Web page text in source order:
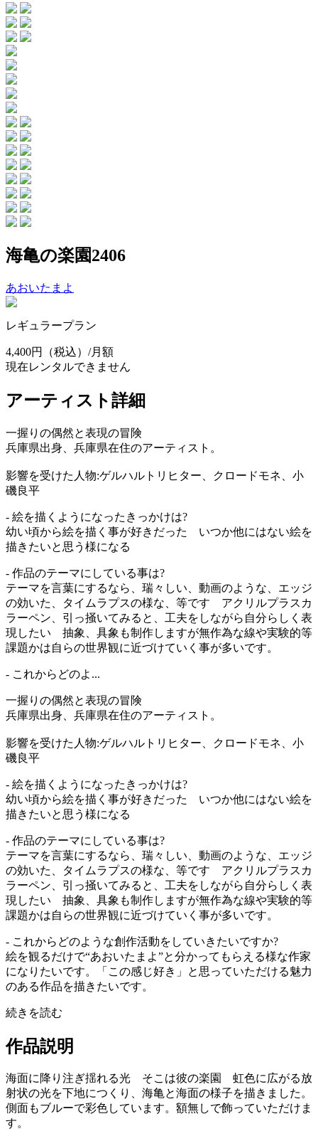
海亀の楽園2406
あおいたまよ
レギュラープラン
4,400円
（税込）/月額
現在レンタルできません
アーティスト詳細
一握りの偶然と表現の冒険
兵庫県出身、兵庫県在住のアーティスト。
影響を受けた人物:ゲルハルトリヒター、クロードモネ、小
磯良平
- 絵を描くようになったきっかけは?
幼い頃から絵を描く事が好きだった いつか他にはない絵を
描きたいと思う様になる
- 作品のテーマにしている事は?
テーマを言葉にするなら、瑞々しい、動画のような、エッジ
の効いた、タイムラプスの様な、等です アクリルプラスカ
ラーペン、引っ掻いてみると、工夫をしながら自分らしく表
現したい 抽象、具象も制作しますが無作為な線や実験的等
課題かは自らの世界観に近づけていく事が多いです。
- これからどのよ...
一握りの偶然と表現の冒険
兵庫県出身、兵庫県在住のアーティスト。
影響を受けた人物:ゲルハルトリヒター、クロードモネ、小
磯良平
- 絵を描くようになったきっかけは?
幼い頃から絵を描く事が好きだった いつか他にはない絵を
描きたいと思う様になる
- 作品のテーマにしている事は?
テーマを言葉にするなら、瑞々しい、動画のような、エッジ
の効いた、タイムラプスの様な、等です アクリルプラスカ
ラーペン、引っ掻いてみると、工夫をしながら自分らしく表
現したい 抽象、具象も制作しますが無作為な線や実験的等
課題かは自らの世界観に近づけていく事が多いです。
- これからどのような創作活動をしていきたいですか?
絵を観るだけで“あおいたまよ”と分かってもらえる様な作家
になりたいです。「この感じ好き」と思っていただける魅力
のある作品を描きたいです。
続きを読む
作品説明
海面に降り注ぎ揺れる光 そこは彼の楽園 虹色に広がる放
射状の光を下地につくり、海亀と海面の様子を描きました。
側面もブルーで彩色しています。額無しで飾っていただけま
す。